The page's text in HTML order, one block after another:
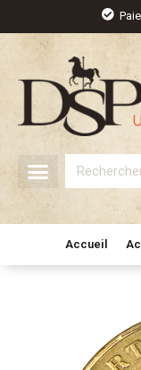
contenu
Rechercher
Accueil